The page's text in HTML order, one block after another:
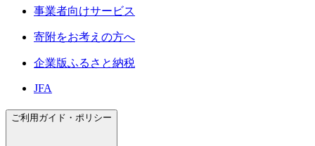
事業者向けサービス
寄附をお考えの方へ
企業版ふるさと納税
JFA
ご利用ガイド・ポリシー